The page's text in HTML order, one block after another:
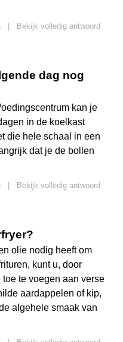
Bekijk volledig antwoord
dag nog
kan je
in de koelkast
die hele schaal in een
dat je de bollen
Bekijk volledig antwoord
olie nodig heeft om
kunt u, door
te voegen aan verse
aardappelen of kip,
algehele smaak van